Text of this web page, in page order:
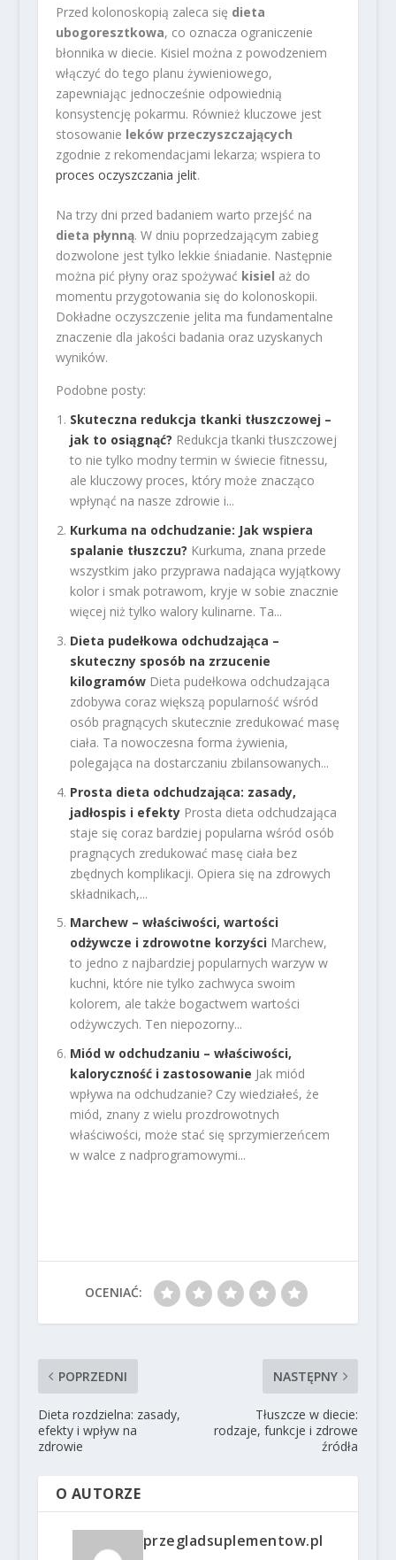
Przed kolonoskopią zaleca się dieta
ubogoresztkowa, co oznacza ograniczenie
błonnika w diecie. Kisiel można z powodzeniem
włączyć do tego planu żywieniowego,
zapewniając jednocześnie odpowiednią
konsystencję pokarmu. Również kluczowe jest
stosowanie leków przeczyszczających
zgodnie z rekomendacjami lekarza; wspiera to
proces oczyszczania jelit.
Na trzy dni przed badaniem warto przejść na
dieta płynną. W dniu poprzedzającym zabieg
dozwolone jest tylko lekkie śniadanie. Następnie
można pić płyny oraz spożywać kisiel aż do
momentu przygotowania się do kolonoskopii.
Dokładne oczyszczenie jelita ma fundamentalne
znaczenie dla jakości badania oraz uzyskanych
wyników.
Podobne posty:
Skuteczna redukcja tkanki tłuszczowej –
jak to osiągnąć? Redukcja tkanki tłuszczowej
to nie tylko modny termin w świecie fitnessu,
ale kluczowy proces, który może znacząco
wpłynąć na nasze zdrowie i...
Kurkuma na odchudzanie: Jak wspiera
spalanie tłuszczu? Kurkuma, znana przede
wszystkim jako przyprawa nadająca wyjątkowy
kolor i smak potrawom, kryje w sobie znacznie
więcej niż tylko walory kulinarne. Ta...
Dieta pudełkowa odchudzająca –
skuteczny sposób na zrzucenie
kilogramów Dieta pudełkowa odchudzająca
zdobywa coraz większą popularność wśród
osób pragnących skutecznie zredukować masę
ciała. Ta nowoczesna forma żywienia,
polegająca na dostarczaniu zbilansowanych...
Prosta dieta odchudzająca: zasady,
jadłospis i efekty Prosta dieta odchudzająca
staje się coraz bardziej popularna wśród osób
pragnących zredukować masę ciała bez
zbędnych komplikacji. Opiera się na zdrowych
składnikach,...
Marchew – właściwości, wartości
odżywcze i zdrowotne korzyści Marchew,
to jedno z najbardziej popularnych warzyw w
kuchni, które nie tylko zachwyca swoim
kolorem, ale także bogactwem wartości
odżywczych. Ten niepozorny...
Miód w odchudzaniu – właściwości,
kaloryczność i zastosowanie Jak miód
wpływa na odchudzanie? Czy wiedziałeś, że
miód, znany z wielu prozdrowotnych
właściwości, może stać się sprzymierzeńcem
w walce z nadprogramowymi...
OCENIAĆ:
POPRZEDNI
Dieta rozdzielna: zasady,
efekty i wpływ na
zdrowie
NASTĘPNY
Tłuszcze w diecie:
rodzaje, funkcje i zdrowe
źródła
O AUTORZE
przegladsuplementow.pl